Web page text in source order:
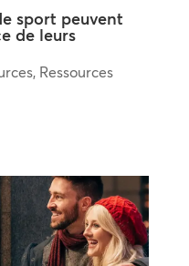
sport peuvent
de leurs
, Ressources